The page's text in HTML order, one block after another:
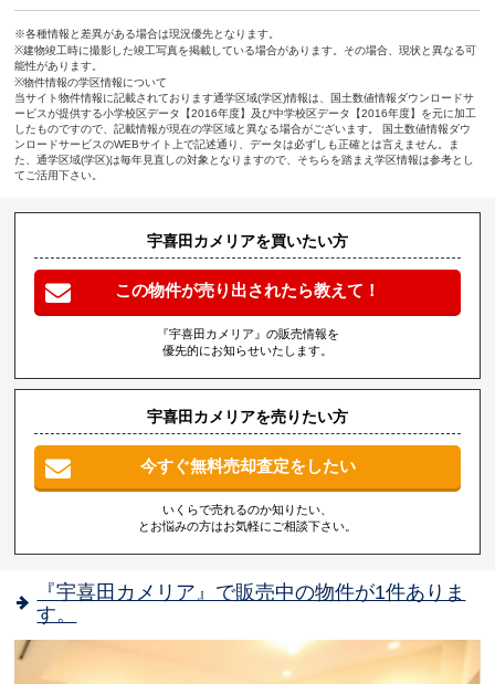
※各種情報と差異がある場合は現況優先となります。
※建物竣工時に撮影した竣工写真を掲載している場合があります。その場合、現状と異なる可
能性があります。
※物件情報の学区情報について
当サイト物件情報に記載されております通学区域(学区)情報は、国土数値情報ダウンロードサ
ービスが提供する小学校区データ【2016年度】及び中学校区データ【2016年度】を元に加工
したものですので、記載情報が現在の学区域と異なる場合がございます。 国土数値情報ダウ
ンロードサービスのWEBサイト上で記述通り、データは必ずしも正確とは言えません。ま
た、通学区域(学区)は毎年見直しの対象となりますので、そちらを踏まえ学区情報は参考とし
てご活用下さい。
宇喜田カメリアを買いたい方
この物件が売り出されたら教えて！
『宇喜田カメリア』の販売情報を
優先的にお知らせいたします。
宇喜田カメリアを売りたい方
今すぐ無料売却査定をしたい
いくらで売れるのか知りたい、
とお悩みの方はお気軽にご相談下さい。
『宇喜田カメリア』で販売中の物件が1件ありま
す。